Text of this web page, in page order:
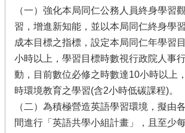
（一）強化本局同仁公務人員終身學習
習，增進新知能，並以本局同仁終身學
成本目標之指標，設定本局同仁年學習
小時以上，學習目標時數視行政院人事
動，目前數位必修之時數達10小時以上
時環境教育之學習(含2小時低碳課程)。
（二）為積極營造英語學習環境，擬由
間進行「英語共學小組計畫」，且至少